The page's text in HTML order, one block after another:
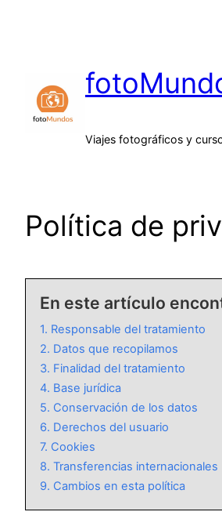
Viajes fotográficos y
Política de
En este artículo
1. Responsable del tratamiento
2. Datos que recopilamos
3. Finalidad del tratamiento
4. Base jurídica
5. Conservación de los datos
6. Derechos del usuario
7. Cookies
8. Transferencias internacionales
9. Cambios en esta política